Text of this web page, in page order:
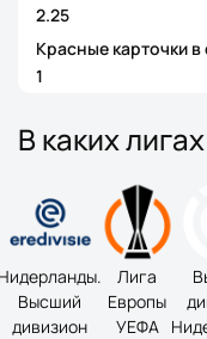
2.25
Красные карточки
1
В каких
Высший
дивизион
Лига
Европы
УЕФА